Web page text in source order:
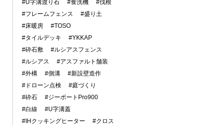
#U字溝渡り石
#食洗機
#伐根
#フレームフェンス
#盛り土
#床暖房
#TOSO
#タイルデッキ
#YKKAP
#砕石敷
#ルシアスフェンス
#ルシアス
#アスファルト舗装
#外構
#側溝
#新設壁造作
#ドローン点検
#庭づくり
#砕石
#ジーポートPro900
#白線
#U字溝蓋
#IHクッキングヒーター
#クロス